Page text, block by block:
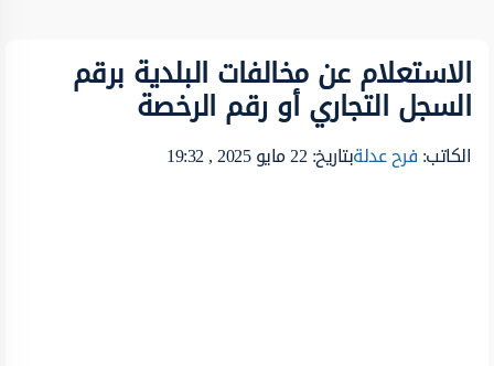
الاستعلام عن مخالفات البلدية برقم
السجل التجاري أو رقم الرخصة
الكاتب:فرح عدلةبتاريخ: 22 مايو 2025 , 19:32